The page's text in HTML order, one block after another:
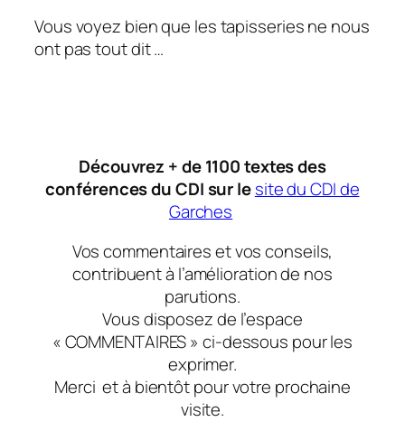
Vous voyez bien que les tapisseries ne nous
ont pas tout dit …
Découvrez + de 1100 textes des
conférences du CDI sur lesite du CDI de
Garches
Vos commentaires et vos conseils,
contribuent à l’amélioration de nos
parutions.
Vous disposez de l’espace
« COMMENTAIRES » ci-dessous pour les
exprimer.
Merci et à bientôtpour votre prochaine
visite.